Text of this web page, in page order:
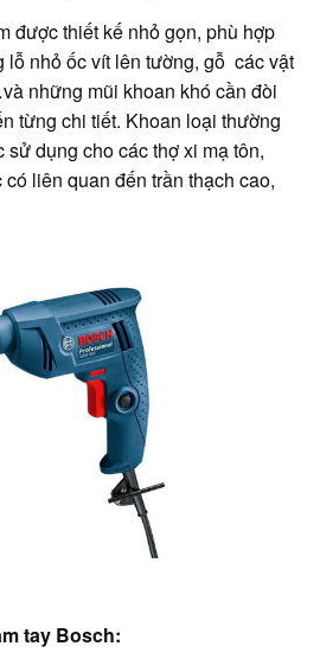
được thiết kế nhỏ gọn, phù hợp
lỗ nhỏ ốc vít lên tường, gỗ các vật
những mũi khoan khó cần đòi
từng chi tiết. Khoan loại thường
dụng cho các thợ xi mạ tôn,
liên quan đến trần thạch cao,
tay Bosch: